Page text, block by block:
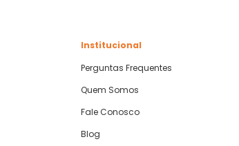
Institucional
Perguntas Frequentes
Quem Somos
Fale Conosco
Blog